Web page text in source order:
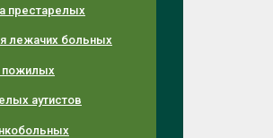
престарелых
лежачих больных
пожилых
аутистов